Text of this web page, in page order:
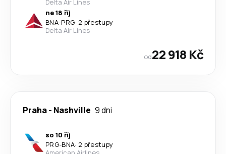
Delta Air Lines
ne 18 říj
BNA-PRG· 2 přestupy
Delta Air Lines
od22 918 Kč
Praha- Nashville 9 dni
so 10 říj
PRG-BNA· 2 přestupy